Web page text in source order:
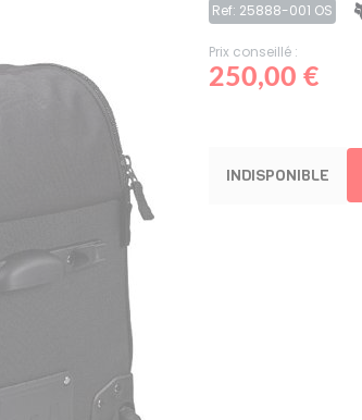
Ref: 25888-001 OS
Prix conseillé :
250,00 €
INDISPONIBLE